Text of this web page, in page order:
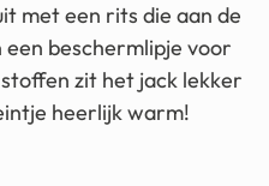
met een rits die aan de
een beschermlipje voor
zit het jack lekker
heerlijk warm!